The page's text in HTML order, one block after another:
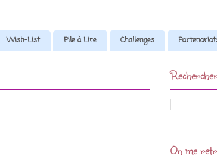
Wish-List Pile à Lire Challenges
On me